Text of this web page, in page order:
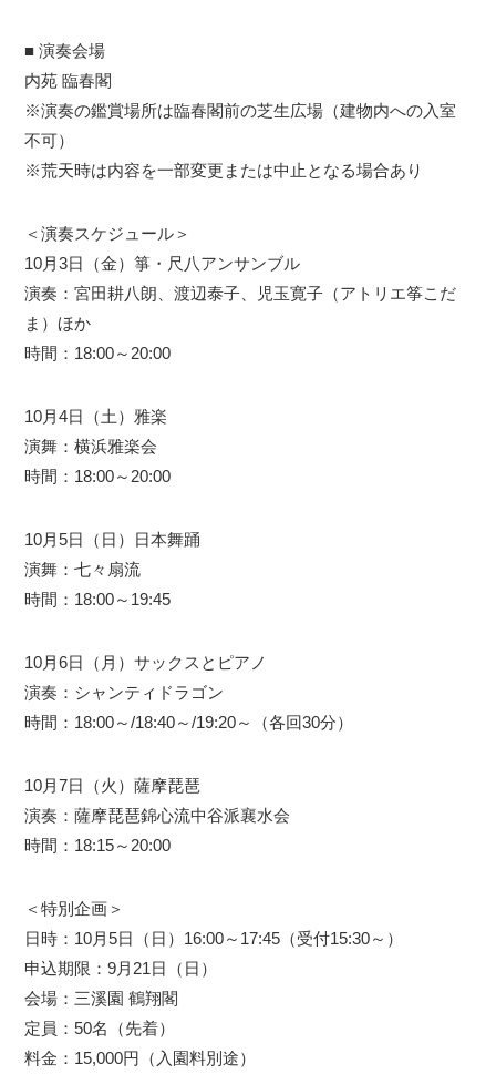
■ 演奏会場
内苑 臨春閣
※演奏の鑑賞場所は臨春閣前の芝生広場（建物内への入室
不可）
※荒天時は内容を一部変更または中止となる場合あり
＜演奏スケジュール＞
10月3日（金）箏・尺八アンサンブル
演奏：宮田耕八朗、渡辺泰子、児玉寛子（アトリエ筝こだ
ま）ほか
時間：18:00～20:00
10月4日（土）雅楽
演舞：横浜雅楽会
時間：18:00～20:00
10月5日（日）日本舞踊
演舞：七々扇流
時間：18:00～19:45
10月6日（月）サックスとピアノ
演奏：シャンティドラゴン
時間：18:00～/18:40～/19:20～（各回30分）
10月7日（火）薩摩琵琶
演奏：薩摩琵琶錦心流中谷派襄水会
時間：18:15～20:00
＜特別企画＞
日時：10月5日（日）16:00～17:45（受付15:30～）
申込期限：9月21日（日）
会場：三溪園 鶴翔閣
定員：50名（先着）
料金：15,000円（入園料別途）